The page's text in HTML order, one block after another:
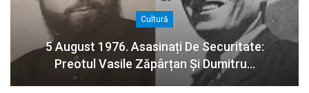
Cultură
5 August 1976. Asasinați De Securitate:
Preotul Vasile Zăpârțan Și Dumitru…